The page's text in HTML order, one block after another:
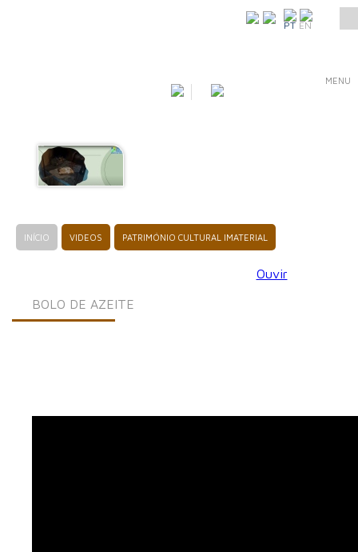
PT EN
MENU
INÍCIO VIDEOS PATRIMÓNIO CULTURAL IMATERIAL
Ouvir
BOLO DE AZEITE